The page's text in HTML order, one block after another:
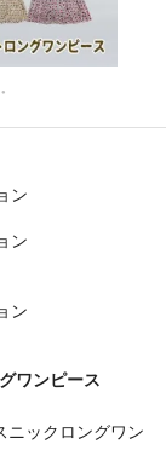
ワンピース
ニックロングワン